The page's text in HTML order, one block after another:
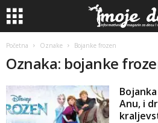
Početna Oznake Bojanke frozen
Oznaka: bojanke
Anu, i